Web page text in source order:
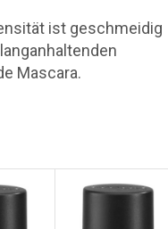
ist geschmeidig
Mascara.